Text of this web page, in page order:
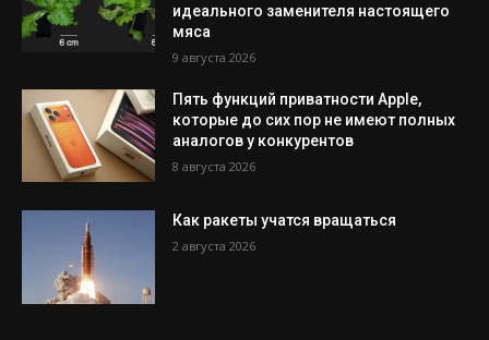
идеального заменителя настоящего
мяса
9 августа 2026
Пять функций приватности Apple,
которые до сих пор не имеют полных
аналогов у конкурентов
8 августа 2026
Как ракеты учатся вращаться
2 августа 2026